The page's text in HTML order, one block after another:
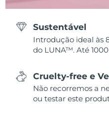
Sustentável
Introdução ideal às
do LUNA™. Até 1000
Cruelty-free e
Não recorremos a
ou testar este